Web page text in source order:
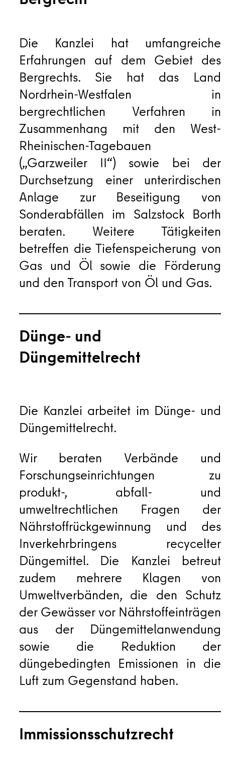
Die Kanzlei hat umfangreiche
Erfahrungen auf dem Gebiet des
Bergrechts. Sie hat das Land
Nordrhein-Westfalen in
bergrechtlichen Verfahren in
Zusammenhang mit den West-
Rheinischen-Tagebauen
(„Garzweiler II“) sowie bei der
Durchsetzung einer unterirdischen
Anlage zur Beseitigung von
Sonderabfällen im Salzstock Borth
beraten. Weitere Tätigkeiten
betreffen die Tiefenspeicherung von
Gas und Öl sowie die Förderung
und den Transport von Öl und Gas.
Dünge- und
Düngemittelrecht
Die Kanzlei arbeitet im Dünge- und
Düngemittelrecht.
Wir beraten Verbände und
Forschungseinrichtungen zu
produkt-, abfall- und
umweltrechtlichen Fragen der
Nährstoffrückgewinnung und des
Inverkehrbringens recycelter
Düngemittel. Die Kanzlei betreut
zudem mehrere Klagen von
Umweltverbänden, die den Schutz
der Gewässer vor Nährstoffeinträgen
aus der Düngemittelanwendung
sowie die Reduktion der
düngebedingten Emissionen in die
Luft zum Gegenstand haben.
Immissionsschutzrecht